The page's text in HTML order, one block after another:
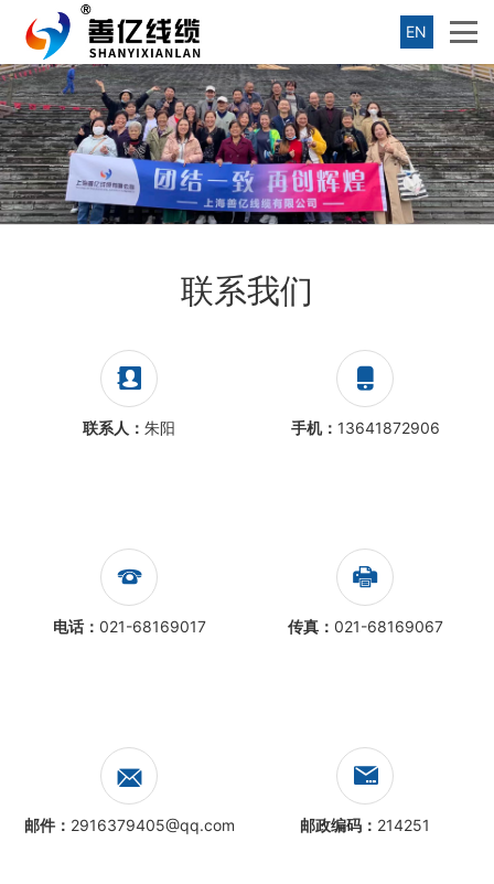
EN
联系我们
联系人： 朱阳 手机： 13641872906
电话： 021-68169017 传真： 021-68169067
邮件： 2916379405@qq.com 邮政编码： 214251